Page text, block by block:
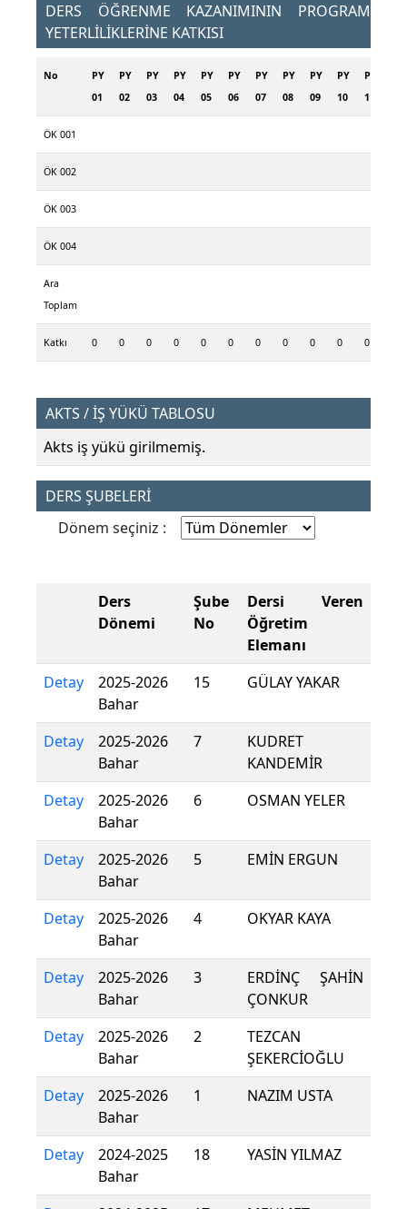
DERS ÖĞRENME KAZANIMININ PROGRAM
YETERLİLİKLERİNE KATKISI
No
PY
01
PY
02
PY
03
PY
04
PY
05
PY
06
PY
07
PY
08
PY
09
PY
10
PY
11
ÖK 001
ÖK 002
ÖK 003
ÖK 004
Ara
Toplam
Katkı 0 0 0 0 0 0 0 0 0 0 0
AKTS / İŞ YÜKÜ TABLOSU
Akts iş yükü girilmemiş.
DERS ŞUBELERİ
Dönem seçiniz :
Ders
Dönemi
Şube
No
Dersi Veren
Öğretim
Elemanı
Detay
2025-2026
Bahar
15 GÜLAY YAKAR
Detay
2025-2026
Bahar
7
KUDRET
KANDEMİR
Detay
2025-2026
Bahar
6 OSMAN YELER
Detay
2025-2026
Bahar
5 EMİN ERGUN
Detay
2025-2026
Bahar
4 OKYAR KAYA
Detay
2025-2026
Bahar
3
ERDİNÇ ŞAHİN
ÇONKUR
Detay
2025-2026
Bahar
2
TEZCAN
ŞEKERCİOĞLU
Detay
2025-2026
Bahar
1 NAZIM USTA
Detay
2024-2025
Bahar
18 YASİN YILMAZ